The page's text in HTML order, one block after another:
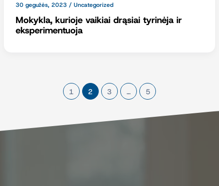
30 gegužės, 2023 / Uncategorized
Mokykla, kurioje vaikiai drąsiai tyrinėja ir
eksperimentuoja
1 2 3 … 5